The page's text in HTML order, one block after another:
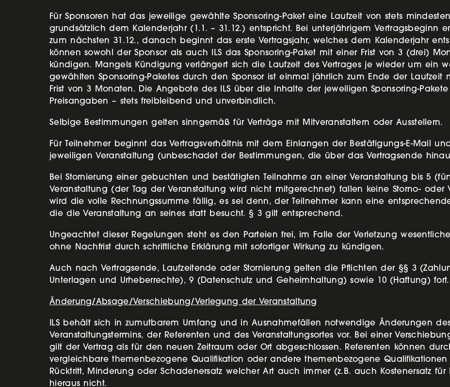
Für Sponsoren hat das jeweilige gewählte Sponsoring-Paket eine Laufzeit von stets
grundsätzlich dem Kalenderjahr (1.1. – 31.12.) entspricht. Bei unterjährigem Vertragsbeginn
zum nächsten 31.12., danach beginnt das erste Vertragsjahr, welches dem Kalenderjahr
können sowohl der Sponsor als auch ILS das Sponsoring-Paket mit einer Frist von 3 (drei)
kündigen. Mangels Kündigung verlängert sich die Laufzeit des Vertrages je wieder um ein
gewählten Sponsoring-Paketes durch den Sponsor ist einmal jährlich zum Ende der
Frist von 3 Monaten. Die Angebote des ILS über die Inhalte der jeweiligen Sponsoring-
Preisangaben – stets freibleibend und unverbindlich.
Selbige Bestimmungen gelten sinngemäß für Verträge mit Mitveranstaltern oder Ausstellern.
Für Teilnehmer beginnt das Vertragsverhältnis mit dem Einlangen der Bestätigungs-E-Mail
jeweiligen Veranstaltung (unbeschadet der Bestimmungen, die über das Vertragsende
Bei Stornierung einer gebuchten und bestätigten Teilnahme an einer Veranstaltung bis 5
Veranstaltung (der Tag der Veranstaltung wird nicht mitgerechnet) fallen keine Storno- oder
wird die volle Rechnungssumme fällig, es sei denn, der Teilnehmer kann eine
die die Veranstaltung an seines statt besucht. § 3 gilt entsprechend.
Ungeachtet dieser Regelungen steht es den Parteien frei, im Falle der Verletzung
ohne Nachfrist durch schriftliche Erklärung mit sofortiger Wirkung zu kündigen.
Auch nach Vertragsende, Laufzeitende oder Stornierung gelten die Pflichten der §§ 3
Unterlagen und Urheberrechte), 9 (Datenschutz und Geheimhaltung) sowie 10 (Haftung) fort.
Änderung/Absage/Verschiebung/Verlegung der Veranstaltung
ILS behält sich in zumutbarem Umfang und in Ausnahmefällen notwendige Änderungen
Veranstaltungstermins, der Referenten und des Veranstaltungsortes vor. Bei einer
gilt der Vertrag als für den neuen Zeitraum oder Ort abgeschlossen. Referenten können
vergleichbare themenbezogene Qualifikation oder andere themenbezogene
Rücktritt, Minderung oder Schadenersatz welcher Art auch immer (z.B. auch Kostenersatz
hieraus nicht.